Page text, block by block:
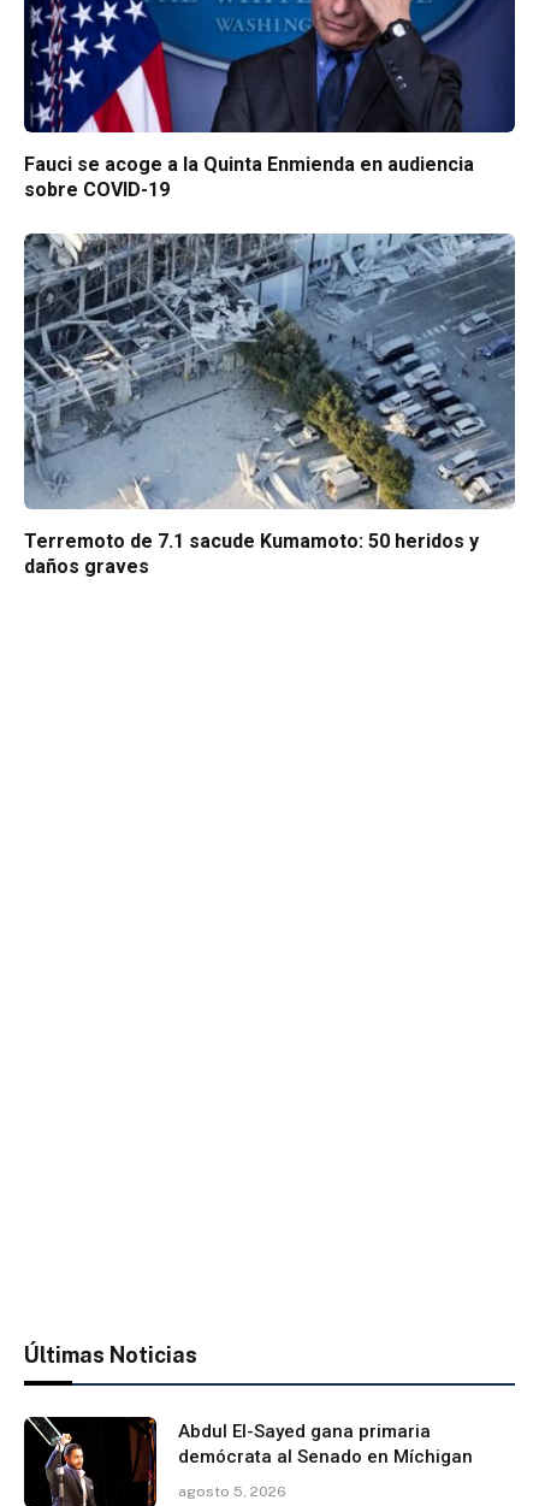
Fauci se acoge a la Quinta Enmienda en audiencia
sobre COVID-19
Terremoto de 7.1 sacude Kumamoto: 50 heridos y
daños graves
Últimas Noticias
Abdul El-Sayed gana primaria
demócrata al Senado en Míchigan
agosto 5, 2026